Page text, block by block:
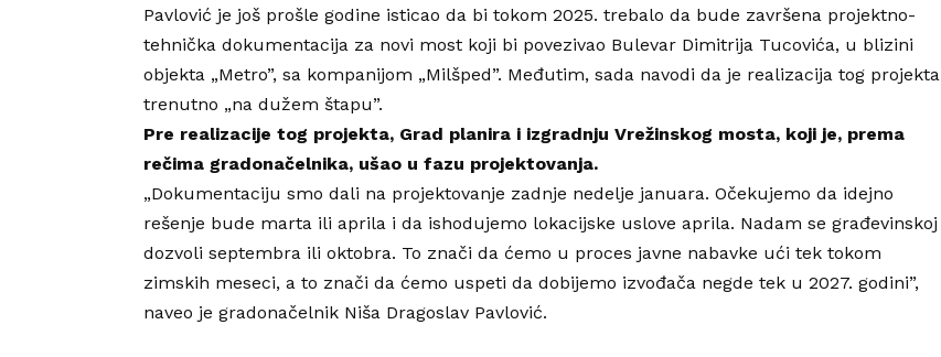
Pavlović je još prošle godine isticao da bi tokom 2025. trebalo da bude završena projektno-
tehnička dokumentacija za novi most koji bi povezivao Bulevar Dimitrija Tucovića, u blizini
objekta „Metro”, sa kompanijom „Milšped”. Međutim, sada navodi da je realizacija tog projekta
trenutno „na dužem štapu”.
Pre realizacije tog projekta, Grad planira i izgradnju Vrežinskog mosta, koji je, prema
rečima gradonačelnika, ušao u fazu projektovanja.
„Dokumentaciju smo dali na projektovanje zadnje nedelje januara. Očekujemo da idejno
rešenje bude marta ili aprila i da ishodujemo lokacijske uslove aprila. Nadam se građevinskoj
dozvoli septembra ili oktobra. To znači da ćemo u proces javne nabavke ući tek tokom
zimskih meseci, a to znači da ćemo uspeti da dobijemo izvođača negde tek u 2027. godini”,
naveo je gradonačelnik Niša Dragoslav Pavlović.